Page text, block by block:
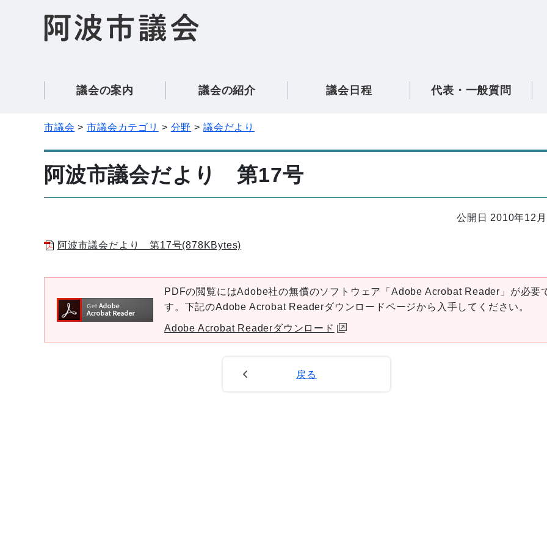
議会の案内 議会の紹介 議会日程 代表・一般質問
市議会 市議会カテゴリ 分野 議会だより
阿波市議会だより 第17号
公開日 2010年12
阿波市議会だより 第17号(878KBytes)
PDFの閲覧にはAdobe社の無償のソフトウェア「Adobe Acrobat Reader」が必要
す。下記のAdobe Acrobat Readerダウンロードページから入手してください。
Adobe Acrobat Readerダウンロード
戻る